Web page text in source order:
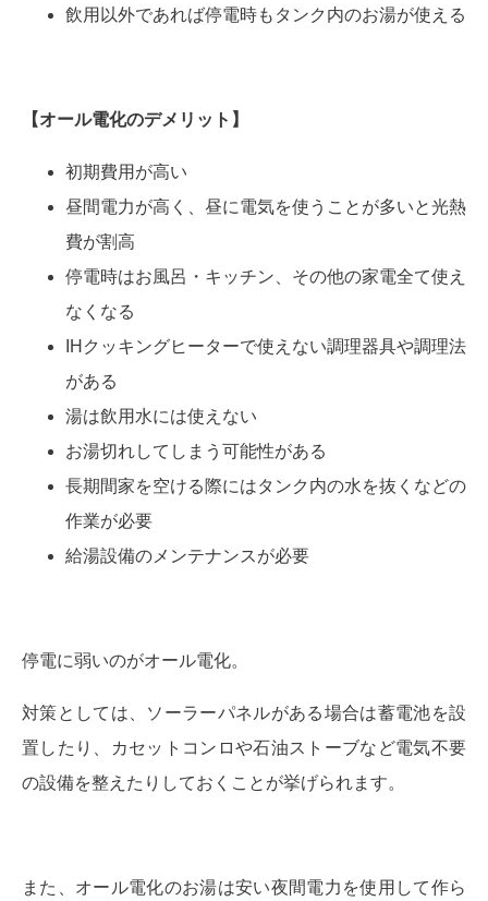
飲用以外であれば停電時もタンク内のお湯が使える
【オール電化のデメリット 】
初期費用が高い
昼間電力が高く、昼に電気を使うことが多いと光熱
費が割高
停電時はお風呂・キッチン、その他の家電全て使え
なくなる
IHクッキングヒーターで使えない調理器具や調理法
がある
湯は飲用水には使えない
お湯切れしてしまう可能性がある
長期間家を空ける際にはタンク内の水を抜くなどの
作業が必要
給湯設備のメンテナンスが必要
停電に弱いのがオール電化。
対策としては、ソーラーパネルがある場合は蓄電池を設
置したり、カセットコンロや石油ストーブなど電気不要
の設備を整えたりしておくことが挙げられます。
また、オール電化のお湯は安い夜間電力を使用して作ら